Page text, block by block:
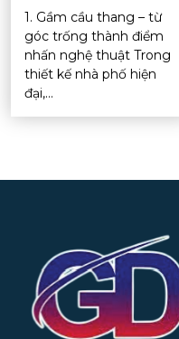
1. Gầm cầu thang – từ
góc trống thành điểm
nhấn nghệ thuật Trong
thiết kế nhà phố hiện
đại,...